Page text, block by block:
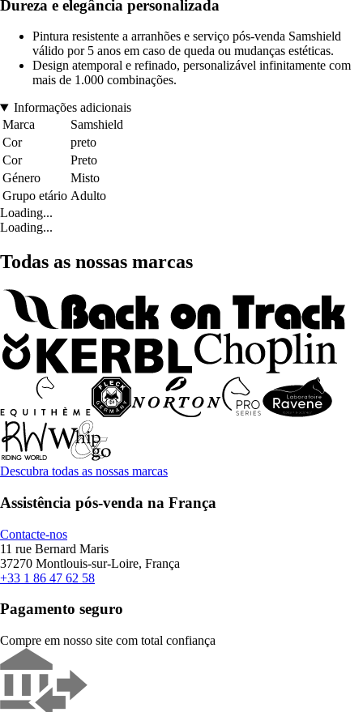
Dureza e elegância personalizada
Pintura resistente a arranhões e serviço pós-venda Samshield
válido por 5 anos em caso de queda ou mudanças estéticas.
Design atemporal e refinado, personalizável infinitamente com
mais de 1.000 combinações.
Informações adicionais
Marca
Samshield
Cor
preto
Cor
Preto
Género
Misto
Grupo etário Adulto
Loading...
Loading...
Todas as nossas marcas
Descubra todas as nossas marcas
Assistência pós-venda na França
Contacte-nos
11 rue Bernard Maris
37270 Montlouis-sur-Loire, França
+33 1 86 47 62 58
Pagamento seguro
Compre em nosso site com total confiança